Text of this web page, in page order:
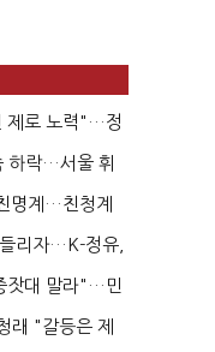
제로 노력"…정
하락…서울 휘
명계…친청계
리자…K-정유,
잣대 말라"…민
래 "갈등은 제